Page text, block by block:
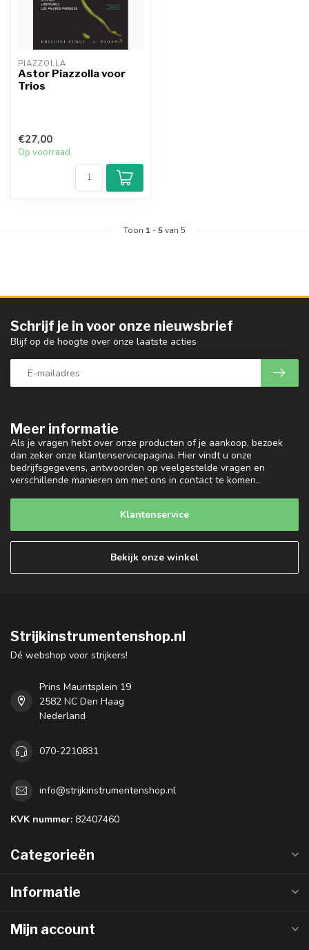
PIAZZOLLA
Astor Piazzolla voor
Trios
€27,00
Op voorraad
Toon 1 -5van 5
Meer informatie
Als je vragen hebt over onze producten of je aankoop, bezoek
dan zeker onze klantenservicepagina. Hier vindt u onze
bedrijfsgegevens, antwoorden op veelgestelde vragen en
verschillende manieren om met ons in contact te komen..
Klantenservice
Bekijk onze winkel
Schrijf je in voor onze nieuwsbrief
Blijf op de hoogte over onze laatste acties
Strijkinstrumentenshop.nl
Dé webshop voor strijkers!
Prins Mauritsplein 19
2582 NC Den Haag
Nederland
070-2210831
info@strijkinstrumentenshop.nl
KVK nummer: 82407460
Categorieën
Informatie
Mijn account